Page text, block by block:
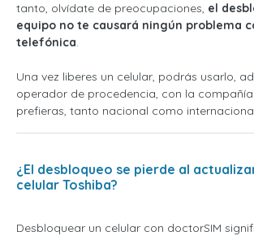
tanto, olvídate de preocupaciones, el
equipo no te causará ningún problema
telefónica.
Una vez liberes un celular, podrás usarlo,
operador de procedencia, con la
prefieras, tanto nacional como
¿El desbloqueo se pierde al
celular Toshiba?
Desbloquear un celular con doctorSIM